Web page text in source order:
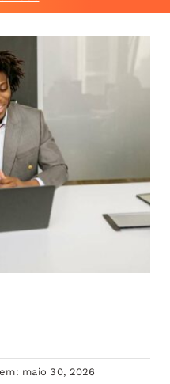
maio 30, 2026